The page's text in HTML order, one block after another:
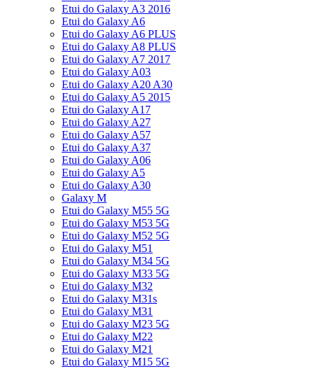
Etui do Galaxy A3 2016
Etui do Galaxy A6
Etui do Galaxy A6 PLUS
Etui do Galaxy A8 PLUS
Etui do Galaxy A7 2017
Etui do Galaxy A03
Etui do Galaxy A20 A30
Etui do Galaxy A5 2015
Etui do Galaxy A17
Etui do Galaxy A27
Etui do Galaxy A57
Etui do Galaxy A37
Etui do Galaxy A06
Etui do Galaxy A5
Etui do Galaxy A30
Galaxy M
Etui do Galaxy M55 5G
Etui do Galaxy M53 5G
Etui do Galaxy M52 5G
Etui do Galaxy M51
Etui do Galaxy M34 5G
Etui do Galaxy M33 5G
Etui do Galaxy M32
Etui do Galaxy M31s
Etui do Galaxy M31
Etui do Galaxy M23 5G
Etui do Galaxy M22
Etui do Galaxy M21
Etui do Galaxy M15 5G